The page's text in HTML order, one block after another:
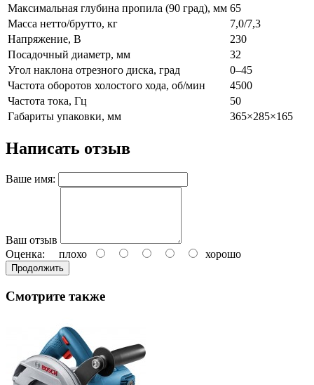
Максимальная глубина пропила (90 град), мм 65
Масса нетто/брутто, кг
7,0/7,3
Напряжение, В
230
Посадочный диаметр, мм
32
Угол наклона отрезного диска, град
0–45
Частота оборотов холостого хода, об/мин
4500
Частота тока, Гц
50
Габариты упаковки, мм
365×285×165
Написать отзыв
Ваше имя:
Ваш отзыв
Оценка: плохо хорошо
Продолжить
Смотрите также